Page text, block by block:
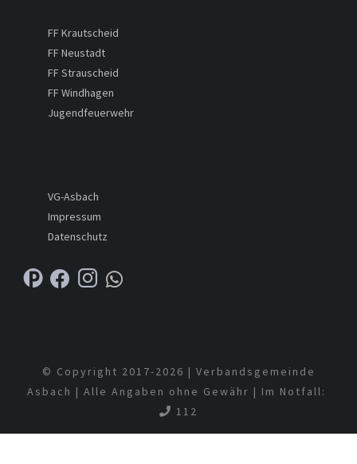
FF Krautscheid
FF Neustadt
FF Strauscheid
FF Windhagen
Jugendfeuerwehr
VG-Asbach
Impressum
Datenschutz
© Copyright 2017-2026 | Verbandsgemeinde
Asbach | Alle Angaben ohne Gewähr | Im Notfall:
112